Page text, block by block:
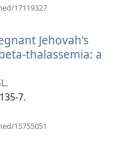
17119327
Jehovah's
thalassemia: a
7.
15755051